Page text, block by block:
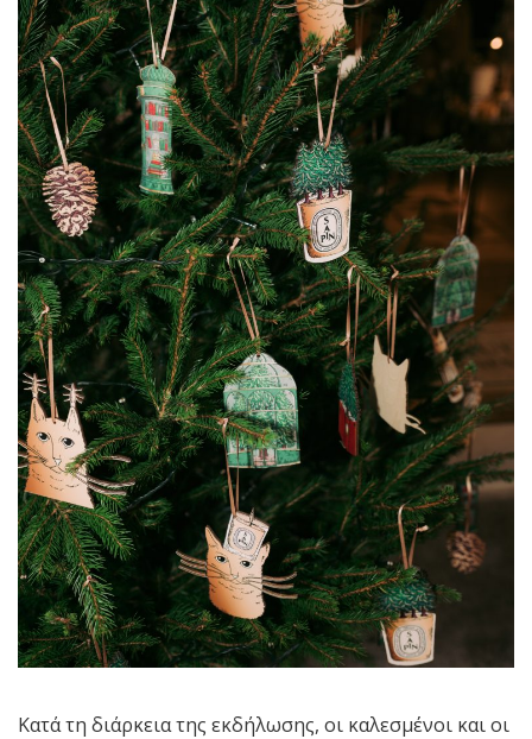
Κατά τη διάρκεια της εκδήλωσης, οι καλεσμένοι και οι